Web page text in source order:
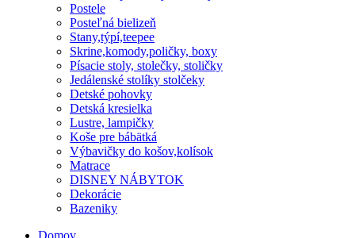
Postele
Posteľná bielizeň
Stany,týpí,teepee
Skrine,komody,poličky, boxy
Písacie stoly, stolečky, stoličky
Jedálenské stolíky stolčeky
Detské pohovky
Detská kresielka
Lustre, lampičky
Koše pre bábätká
Výbavičky do košov,kolísok
Matrace
DISNEY NÁBYTOK
Dekorácie
Bazeniky
Domov